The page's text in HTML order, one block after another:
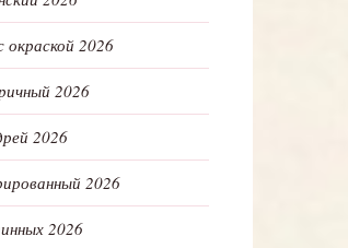
2026
2026
2026
2026
2026